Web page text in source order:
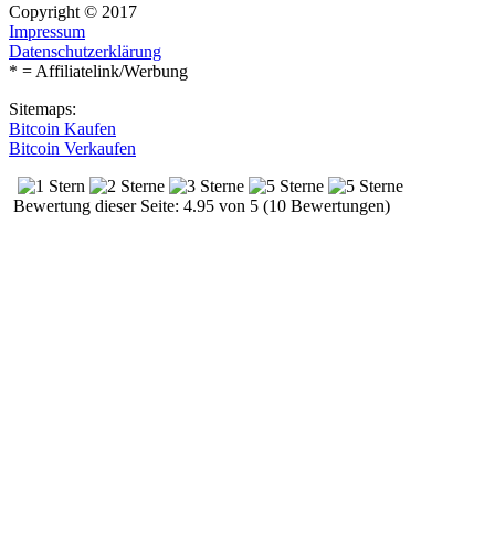
Copyright © 2017
Impressum
Datenschutzerklärung
* = Affiliatelink/Werbung
Sitemaps:
Bitcoin Kaufen
Bitcoin Verkaufen
Bewertung dieser Seite: 4.95 von 5 (10 Bewertungen)